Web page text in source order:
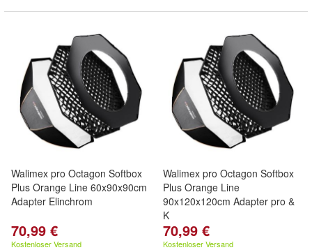
Walimex pro Octagon Softbox
Plus Orange Line 60x90x90cm
Adapter Elinchrom
70,99 €
Kostenloser Versand
Walimex pro Octagon Softbox
Plus Orange Line
90x120x120cm Adapter pro &
K
70,99 €
Kostenloser Versand